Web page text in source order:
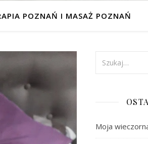
POZNAŃ I MASAŻ POZNAŃ
Moja